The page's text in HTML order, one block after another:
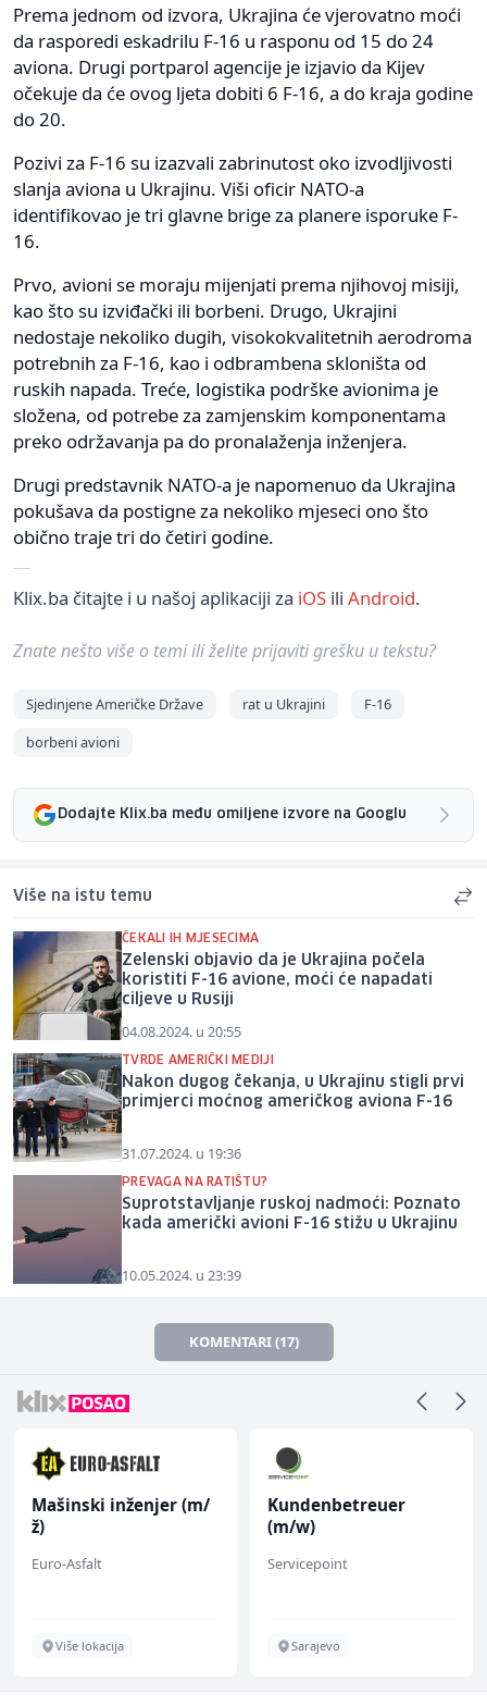
Prema jednom od izvora, Ukrajina će vjerovatno moći
da rasporedi eskadrilu F-16 u rasponu od 15 do 24
aviona. Drugi portparol agencije je izjavio da Kijev
očekuje da će ovog ljeta dobiti 6 F-16, a do kraja godine
do 20.
Pozivi za F-16 su izazvali zabrinutost oko izvodljivosti
slanja aviona u Ukrajinu. Viši oficir NATO-a
identifikovao je tri glavne brige za planere isporuke F-
16.
Prvo, avioni se moraju mijenjati prema njihovoj misiji,
kao što su izviđački ili borbeni. Drugo, Ukrajini
nedostaje nekoliko dugih, visokokvalitetnih aerodroma
potrebnih za F-16, kao i odbrambena skloništa od
ruskih napada. Treće, logistika podrške avionima je
složena, od potrebe za zamjenskim komponentama
preko održavanja pa do pronalaženja inženjera.
Drugi predstavnik NATO-a je napomenuo da Ukrajina
pokušava da postigne za nekoliko mjeseci ono što
obično traje tri do četiri godine.
Klix.ba čitajte i u našoj aplikaciji za iOS ili Android.
Znate nešto više o temi ili želite prijaviti grešku u tekstu?
Sjedinjene Američke Države rat u Ukrajini
F-16
borbeni avioni
Dodajte Klix.ba među omiljene izvore na Googlu
Više na istu temu
ČEKALI IH MJESECIMA
Zelenski objavio da je Ukrajina počela
koristiti F-16 avione, moći će napadati
ciljeve u Rusiji
04.08.2024. u 20:55
TVRDE AMERIČKI MEDIJI
Nakon dugog čekanja, u Ukrajinu stigli prvi
primjerci moćnog američkog aviona F-16
31.07.2024. u 19:36
PREVAGA NA RATIŠTU?
Suprotstavljanje ruskoj nadmoći: Poznato
kada američki avioni F-16 stižu u Ukrajinu
10.05.2024. u 23:39
KOMENTARI (17)
Mašinski inženjer (m/
ž)
Euro-Asfalt
Više lokacija
Kundenbetreuer
(m/w)
Servicepoint
Sarajevo